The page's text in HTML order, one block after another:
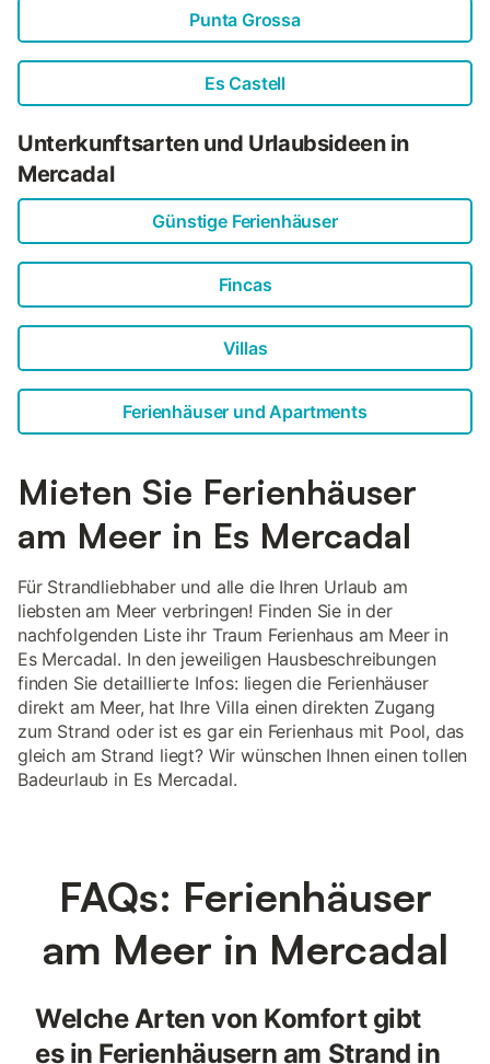
Punta Grossa
Es Castell
Unterkunftsarten und Urlaubsideen in
Mercadal
Günstige Ferienhäuser
Fincas
Villas
Ferienhäuser und Apartments
Mieten Sie Ferienhäuser
am Meer in Es Mercadal
Für Strandliebhaber und alle die Ihren Urlaub am
liebsten am Meer verbringen! Finden Sie in der
nachfolgenden Liste ihr Traum Ferienhaus am Meer in
Es Mercadal. In den jeweiligen Hausbeschreibungen
finden Sie detaillierte Infos: liegen die Ferienhäuser
direkt am Meer, hat Ihre Villa einen direkten Zugang
zum Strand oder ist es gar ein Ferienhaus mit Pool, das
gleich am Strand liegt? Wir wünschen Ihnen einen tollen
Badeurlaub in Es Mercadal.
FAQs: Ferienhäuser
am Meer in Mercadal
Welche Arten von Komfort gibt
es in Ferienhäusern am Strand in